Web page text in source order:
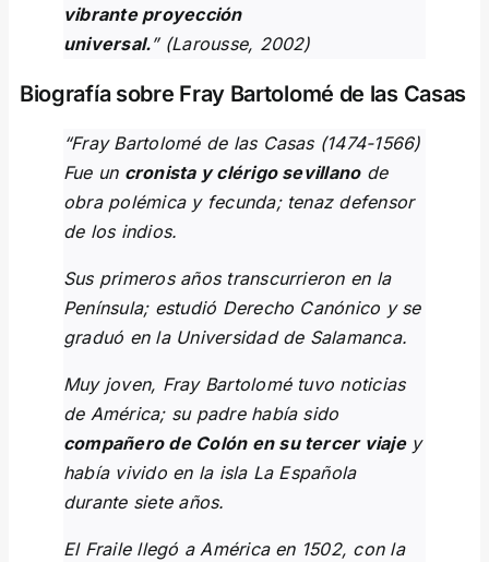
vibrante proyección
universal.” (Larousse, 2002)
Biografía sobre Fray Bartolomé de las Casas
“Fray Bartolomé de las Casas (1474-1566)
Fue un cronista y clérigo sevillanode
obra polémica y fecunda; tenaz defensor
de los indios.
Sus primeros años transcurrieron en la
Península; estudió Derecho Canónico y se
graduó en la Universidad de Salamanca.
Muy joven, Fray Bartolomé tuvo noticias
de América; su padre había sido
compañero de Colón en su tercer viajey
había vivido en la isla La Española
durante siete años.
El Fraile llegó a América en 1502, con la